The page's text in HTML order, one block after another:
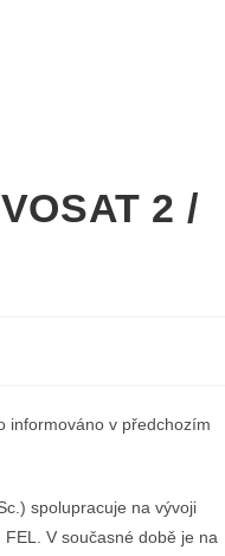
2 /
informováno v předchozím
spolupracuje na vývoji
V současné době je na